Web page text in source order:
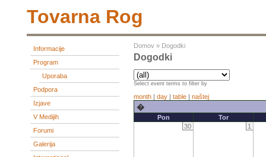
Tovarna Rog
Informacije
Program
Uporaba
Podpora
Izjave
V Medijih
Forumi
Galerija
Domov » Dogodki
Dogodki
Select event terms to filter by
month | day | table | naštej
�
Pon
Tor
30
1